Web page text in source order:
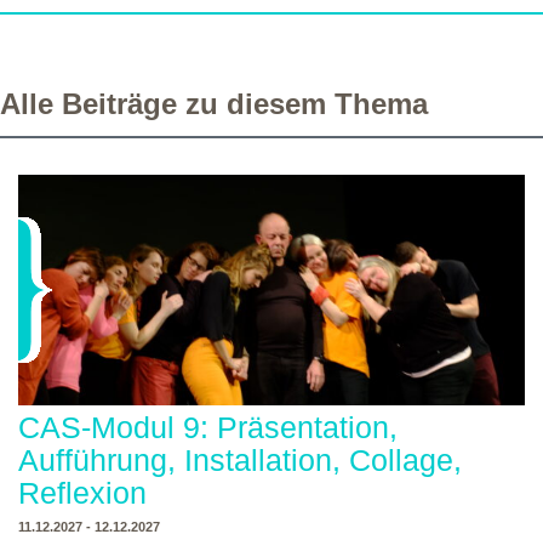
Alle Beiträge zu diesem Thema
CAS-Modul 9: Präsentation,
Aufführung, Installation, Collage,
Reflexion
11.12.2027 - 12.12.2027